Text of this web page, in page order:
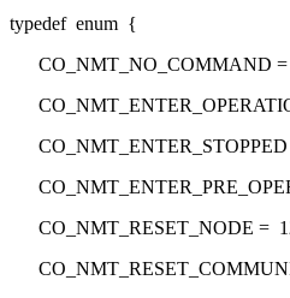
typedef enum {
CO_NMT_NO_COMMAND =
CO_NMT_ENTER_STOPPED
CO_NMT_RESET_NODE =